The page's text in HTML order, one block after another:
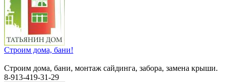
Строим дома, бани!
Строим дома, бани, монтаж сайдинга, забора, замена крыши.
8-913-419-31-29